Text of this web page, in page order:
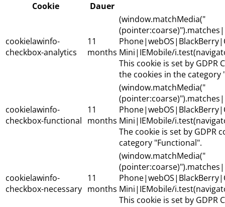
Cookie
Dauer
cookielawinfo-
checkbox-analytics
11
months
(window.matchMedia("
Mini|IEMobile/
This cookie is set by
the cookies in the category
cookielawinfo-
checkbox-functional
11
months
(window.matchMedia("
Mini|IEMobile/
The cookie is set by
category "Functional".
cookielawinfo-
checkbox-necessary
11
months
(window.matchMedia("
Mini|IEMobile/
This cookie is set by